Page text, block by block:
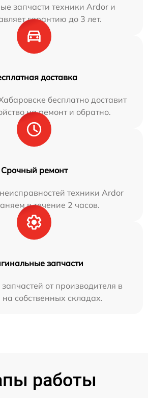
запчасти техники Ardor и
гарантию до 3 лет.
доставка
бесплатно доставит
на ремонт и обратно.
Срочный ремонт
техники Ardor
в течение 2 часов.
запчасти
от производителя в
собственных складах.
работы